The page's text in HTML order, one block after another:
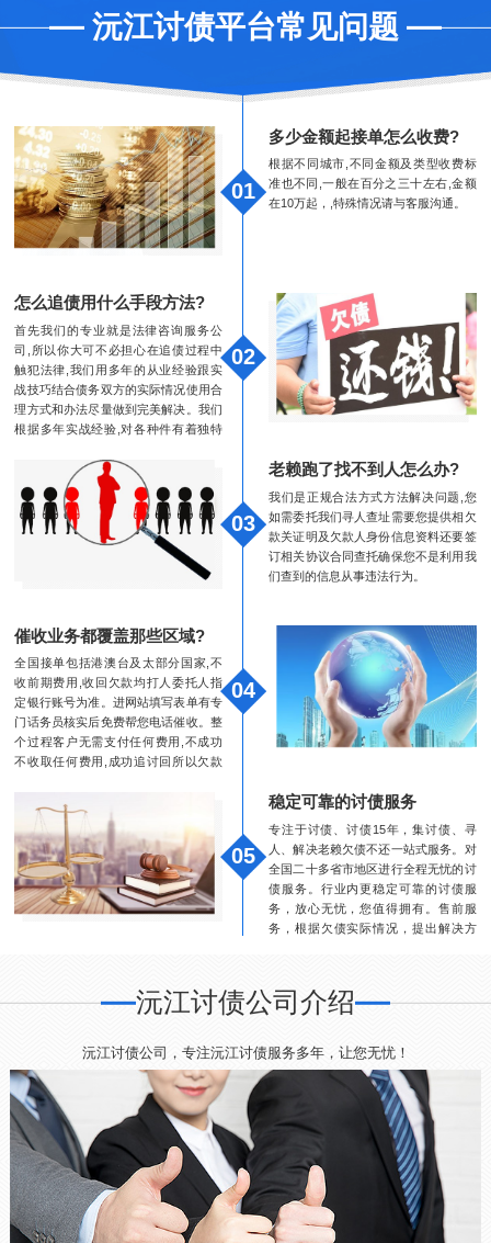
沅江讨债平台常见问题
01
多少金额起接单怎么收费?
根据不同城市,不同金额及类型收费标
准也不同,一般在百分之三十左右,金额
在10万起，,特殊情况请与客服沟通。
怎么追债用什么手段方法?
首先我们的专业就是法律咨询服务公
司,所以你大可不必担心在追债过程中
触犯法律,我们用多年的从业经验跟实
战技巧结合债务双方的实际情况使用合
理方式和办法尽量做到完美解决。我们
根据多年实战经验,对各种件有着独特
熟知法律法规,有效的保障了合法性、
专业性、成功性。
02
03
老赖跑了找不到人怎么办?
我们是正规合法方式方法解决问题,您
如需委托我们寻人查址需要您提供相欠
款关证明及欠款人身份信息资料还要签
订相关协议合同查托确保您不是利用我
们查到的信息从事违法行为。
催收业务都覆盖那些区域?
全国接单包括港澳台及太部分国家,不
收前期费用,收回欠款均打人委托人指
定银行账号为准。进网站填写表单有专
门话务员核实后免费帮您电话催收。整
个过程客户无需支付任何费用,不成功
不收取任何费用,成功追讨回所以欠款
04
05
稳定可靠的讨债服务
专注于讨债、讨债15年，集讨债、寻
人、解决老赖欠债不还一站式服务。对
全国二十多省市地区进行全程无忧的讨
债服务。行业内更稳定可靠的讨债服
务，放心无忧，您值得拥有。售前服
务，根据欠债实际情况，提出解决方
沅江讨债公司介绍
沅江讨债公司，专注沅江讨债服务多年，让您无忧！